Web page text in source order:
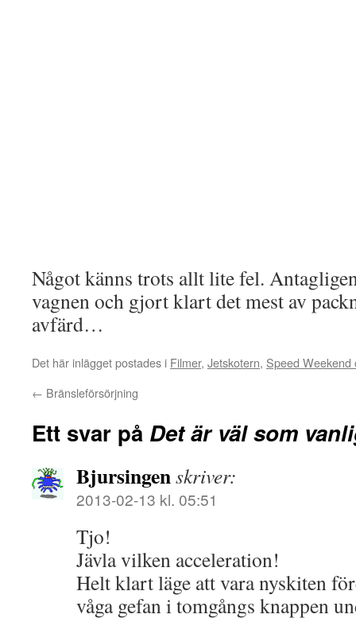
Något känns trots allt lite fel.
vagnen och gjort klart det mest av
avfärd…
Det här inlägget postades i Filmer, Jetskotern, Speed Weekend
← Bränsleförsörjning
Ett svar på Det är väl som
Bjursingenskriver:
2013-02-13 kl. 05:51
Tjo!
Jävla vilken acceleration!
Helt klart läge att vara nyskiten
våga gefan i tomgångs knappen